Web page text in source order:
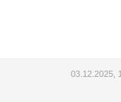
03.12.2025,